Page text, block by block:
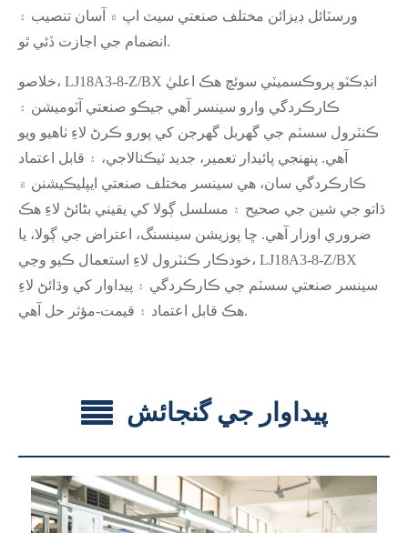
ورسٽائل ڊيزائن مختلف صنعتي سيٽ اپ ۾ آسان تنصيب ۽
انضمام جي اجازت ڏئي ٿو.
خلاصو، LJ18A3-8-Z/BX انڊڪٽو پروڪسميٽي سوئچ هڪ اعليٰ
ڪارڪردگي وارو سينسر آهي جيڪو صنعتي آٽوميشن ۽
ڪنٽرول سسٽم جي گهربل گهرجن کي پورو ڪرڻ لاءِ ٺاهيو ويو
آهي. پنهنجي پائيدار تعمير، جديد ٽيڪنالاجي، ۽ قابل اعتماد
ڪارڪردگي سان، هي سينسر مختلف صنعتي ايپليڪيشنن ۾
ڌاتو جي شين جي صحيح ۽ مسلسل ڳولا کي يقيني بڻائڻ لاءِ هڪ
ضروري اوزار آهي. ڇا پوزيشن سينسنگ، اعتراض جي ڳولا، يا
خودڪار ڪنٽرول لاءِ استعمال ڪيو وڃي، LJ18A3-8-Z/BX
سينسر صنعتي سسٽم جي ڪارڪردگي ۽ پيداوار کي وڌائڻ لاءِ
هڪ قابل اعتماد ۽ قيمت-مؤثر حل آهي.
پيداوار جي گنجائش